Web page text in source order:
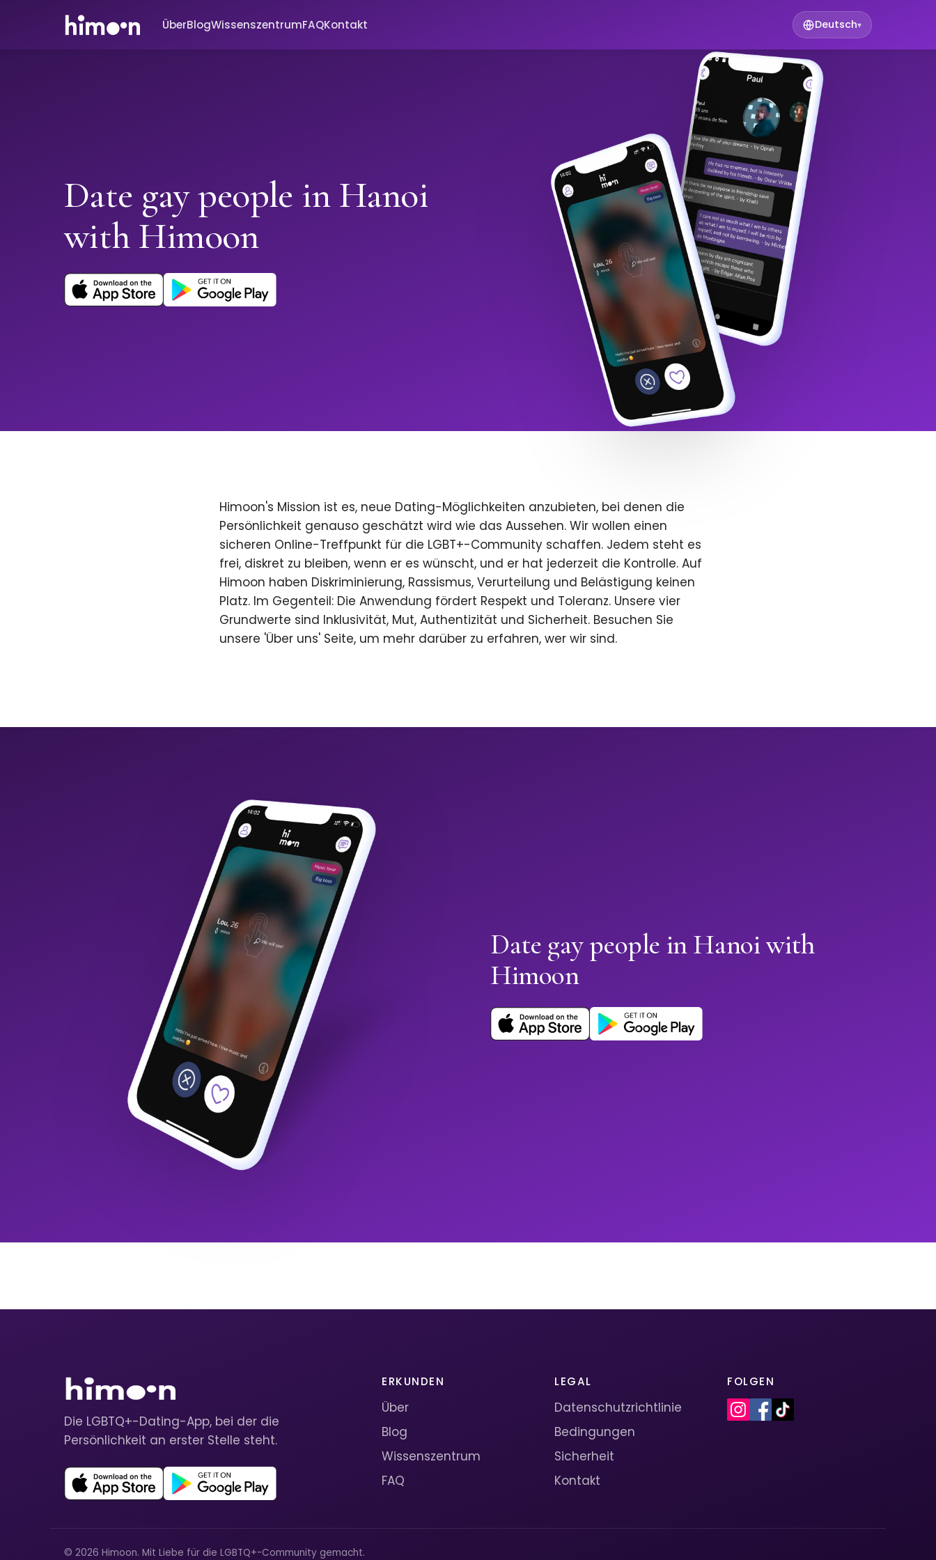
ÜberBlogWissenszentrumFAQKontakt Deutsch▾
Date gay people in Hanoi
with Himoon
Himoon's Mission ist es, neue Dating-Möglichkeiten anzubieten, bei denen die
Persönlichkeit genauso geschätzt wird wie das Aussehen. Wir wollen einen
sicheren Online-Treffpunkt für die LGBT+-Community schaffen. Jedem steht es
frei, diskret zu bleiben, wenn er es wünscht, und er hat jederzeit die Kontrolle. Auf
Himoon haben Diskriminierung, Rassismus, Verurteilung und Belästigung keinen
Platz. Im Gegenteil: Die Anwendung fördert Respekt und Toleranz. Unsere vier
Grundwerte sind Inklusivität, Mut, Authentizität und Sicherheit. Besuchen Sie
unsere 'Über uns' Seite, um mehr darüber zu erfahren, wer wir sind.
Date gay people in Hanoi with
Himoon
Die LGBTQ+-Dating-App, bei der die
Persönlichkeit an erster Stelle steht.
ERKUNDEN
Über
Blog
Wissenszentrum
FAQ
LEGAL
Datenschutzrichtlinie
Bedingungen
Sicherheit
Kontakt
FOLGEN
© 2026 Himoon. Mit Liebe für die LGBTQ+-Community gemacht.